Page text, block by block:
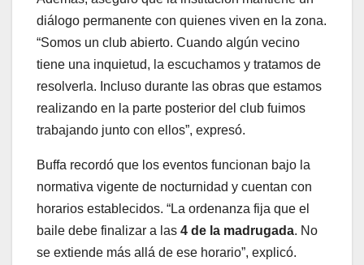
diálogo permanente con quienes viven en la zona.
“Somos un club abierto. Cuando algún vecino
tiene una inquietud, la escuchamos y tratamos de
resolverla. Incluso durante las obras que estamos
realizando en la parte posterior del club fuimos
trabajando junto con ellos”, expresó.
Buffa recordó que los eventos funcionan bajo la
normativa vigente de nocturnidad y cuentan con
horarios establecidos. “La ordenanza fija que el
baile debe finalizar a las 4 de la madrugada. No
se extiende más allá de ese horario”, explicó.